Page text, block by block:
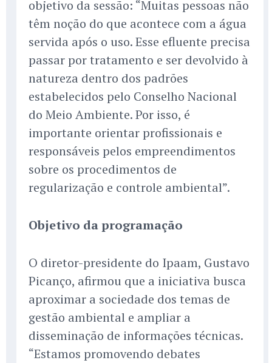
objetivo da sessão: “Muitas pessoas não
têm noção do que acontece com a água
servida após o uso. Esse efluente precisa
passar por tratamento e ser devolvido à
natureza dentro dos padrões
estabelecidos pelo Conselho Nacional
do Meio Ambiente. Por isso, é
importante orientar profissionais e
responsáveis pelos empreendimentos
sobre os procedimentos de
regularização e controle ambiental”.
Objetivo da programação
O diretor-presidente do Ipaam, Gustavo
Picanço, afirmou que a iniciativa busca
aproximar a sociedade dos temas de
gestão ambiental e ampliar a
disseminação de informações técnicas.
“Estamos promovendo debates